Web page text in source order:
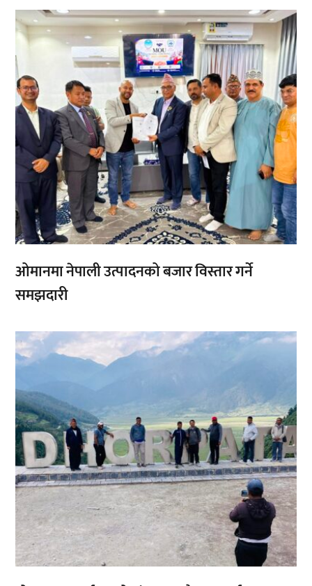
,,
ओमानमा नेपाली उत्पादनको बजार विस्तार गर्ने
समझदारी
,,